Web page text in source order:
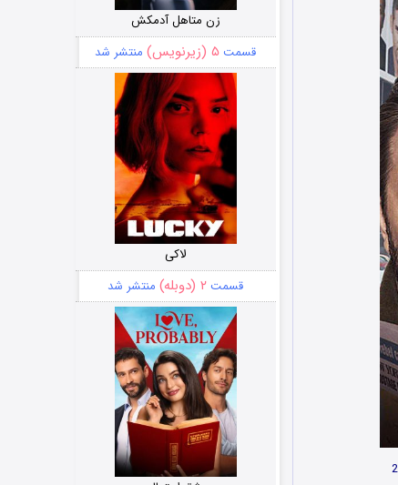
زن متاهل آدمکش
قسمت ۵ (زیرنویس) منتشر شد
لاکی
قسمت ۲ (دوبله) منتشر شد